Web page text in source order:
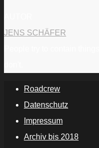
JENS SCHÄFER
Roadcrew
Datenschutz
Impressum
Archiv bis 2018